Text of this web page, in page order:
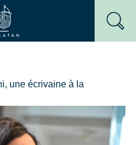
de Samatan
une écrivaine à la